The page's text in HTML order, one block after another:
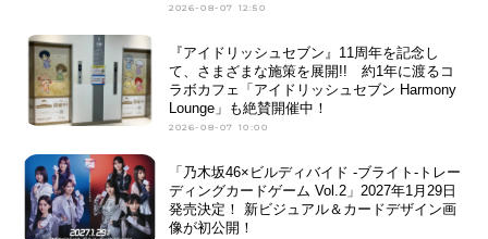
2026-08-07 12:50
『アイドリッシュセブン』11周年を記念し
て、さまざまな施策を展開!! 約1年に渡るコ
ラボカフェ「アイドリッシュセブン Harmony
Lounge」も絶賛開催中！
2026-08-07 10:00
「乃木坂46×ビルディバイド -ブライト-トレー
ディングカードゲーム Vol.2」2027年1月29日
発売決定！ 新ビジュアル＆カードデザイン画
像が初公開！